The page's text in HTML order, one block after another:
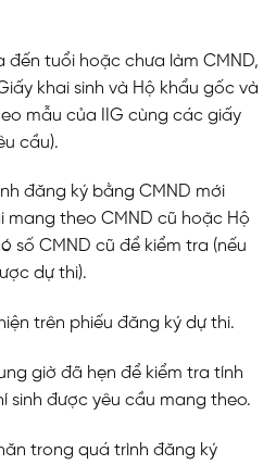
đến tuổi hoặc chưa làm CMND,
khai sinh và Hộ khẩu gốc và
mẫu của IIG cùng các giấy
cầu).
đăng ký bằng CMND mới
mang theo CMND cũ hoặc Hộ
số CMND cũ để kiểm tra (nếu
dự thi).
trên phiếu đăng ký dự thi.
giờ đã hẹn để kiểm tra tính
sinh được yêu cầu mang theo.
trong quá trình đăng ký